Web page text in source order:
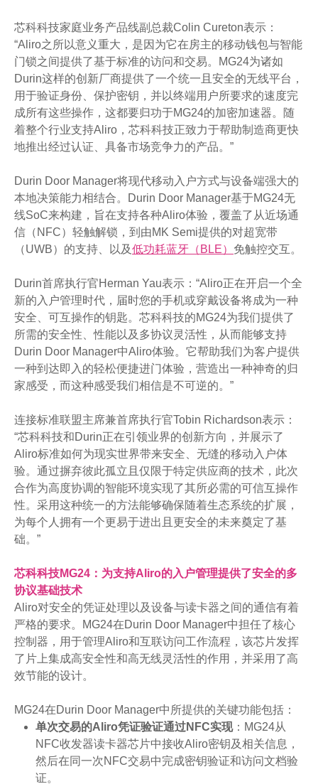
芯科科技家庭业务产品线副总裁Colin Cureton表示：
“Aliro之所以意义重大，是因为它在房主的移动钱包与智能
门锁之间提供了基于标准的访问和交易。MG24为诸如
Durin这样的创新厂商提供了一个统一且安全的无线平台，
用于验证身份、保护密钥，并以终端用户所要求的速度完
成所有这些操作，这都要归功于MG24的加密加速器。随
着整个行业支持Aliro，芯科科技正致力于帮助制造商更快
地推出经过认证、具备市场竞争力的产品。”
Durin Door Manager将现代移动入户方式与设备端强大的
本地决策能力相结合。Durin Door Manager基于MG24无
线SoC来构建，旨在支持各种Aliro体验，覆盖了从近场通
信（NFC）轻触解锁，到由MK Semi提供的对超宽带
（UWB）的支持、以及低功耗蓝牙（ BLE） 免触控交互。
Durin首席执行官Herman Yau表示：“Aliro正在开启一个全
新的入户管理时代，届时您的手机或穿戴设备将成为一种
安全、可互操作的钥匙。芯科科技的MG24为我们提供了
所需的安全性、性能以及多协议灵活性，从而能够支持
Durin Door Manager中Aliro体验。它帮助我们为客户提供
一种到达即入的轻松便捷进门体验，营造出一种神奇的归
家感受，而这种感受我们相信是不可逆的。”
连接标准联盟主席兼首席执行官Tobin Richardson表示：
“芯科科技和Durin正在引领业界的创新方向，并展示了
Aliro标准如何为现实世界带来安全、无缝的移动入户体
验。通过摒弃彼此孤立且仅限于特定供应商的技术，此次
合作为高度协调的智能环境实现了其所必需的可信互操作
性。采用这种统一的方法能够确保随着生态系统的扩展，
为每个人拥有一个更易于进出且更安全的未来奠定了基
础。”
芯科科技MG24 ：为支持Aliro的入户管理提供了安全的多
协议基础技术
Aliro对安全的凭证处理以及设备与读卡器之间的通信有着
严格的要求。MG24在Durin Door Manager中担任了核心
控制器，用于管理Aliro和互联访问工作流程，该芯片发挥
了片上集成高安全性和高无线灵活性的作用，并采用了高
效节能的设计。
MG24在Durin Door Manager中所提供的关键功能包括：
单次交易的Aliro凭证验证通过NFC实现：MG24从
NFC收发器读卡器芯片中接收Aliro密钥及相关信息，
然后在同一次NFC交易中完成密钥验证和访问文档验
证。